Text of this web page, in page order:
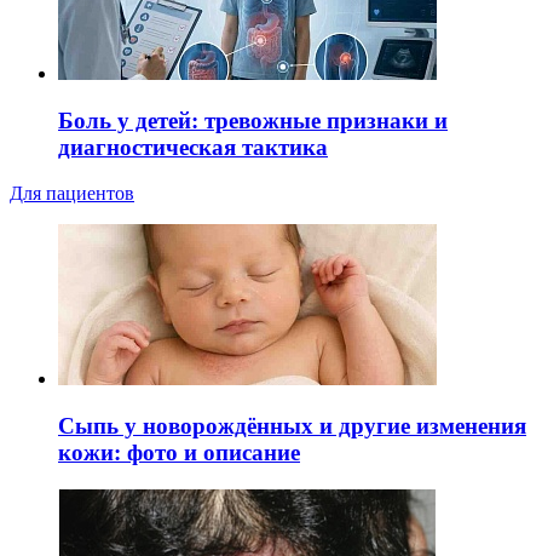
Боль у детей: тревожные признаки и
диагностическая тактика
Для пациентов
Сыпь у новорождённых и другие изменения
кожи: фото и описание